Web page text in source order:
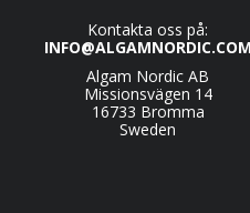
Kontakta oss på:
INFO@ALGAMNORDIC.COM
Algam Nordic AB
Missionsvägen 14
16733 Bromma
Sweden